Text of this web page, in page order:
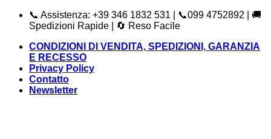
Salta
📞 Assistenza: +39 346 1832 531 | 📞099 4752892 | 🚚
Spedizioni Rapide | 🔄 Reso Facile
CONDIZIONI DI VENDITA, SPEDIZIONI, GARANZIA
E RECESSO
Privacy Policy
Contatto
Newsletter